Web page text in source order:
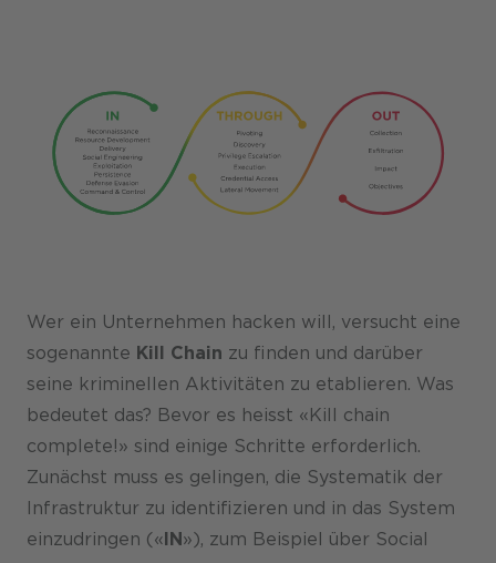
Wer ein Unternehmen hacken will, versucht eine
sogenannte Kill Chain zu finden und darüber
seine kriminellen Aktivitäten zu etablieren. Was
bedeutet das? Bevor es heisst «Kill chain
complete!» sind einige Schritte erforderlich.
Zunächst muss es gelingen, die Systematik der
Infrastruktur zu identifizieren und in das System
einzudringen (« IN »), zum Beispiel über Social